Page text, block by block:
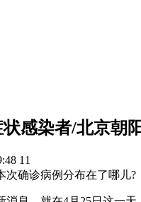
感染者/北京朝
11
次确诊病例分布在了哪儿?